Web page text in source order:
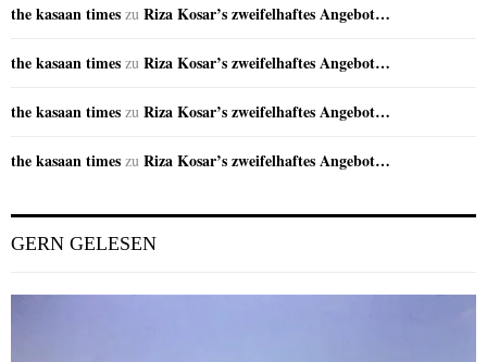
the kasaan times zu Riza Kosar’s zweifelhaftes Angebot…
the kasaan times zu Riza Kosar’s zweifelhaftes Angebot…
the kasaan times zu Riza Kosar’s zweifelhaftes Angebot…
the kasaan times zu Riza Kosar’s zweifelhaftes Angebot…
GERN GELESEN